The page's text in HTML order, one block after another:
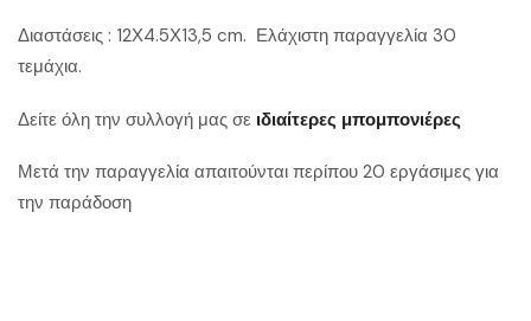
Διαστάσεις : 12Χ4.5Χ13,5 cm. Ελάχιστη παραγγελία 30
τεμάχια.
Δείτε όλη την συλλογή μας σε ιδιαίτερες μπομπονιέρες
Μετά την παραγγελία απαιτούνται περίπου 20 εργάσιμες για
την παράδοση